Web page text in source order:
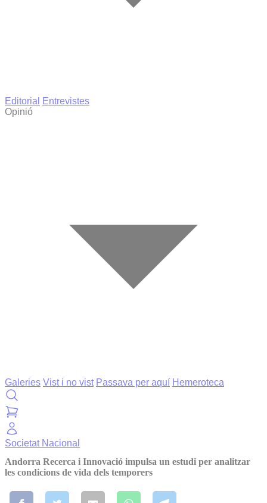
Editorial
Entrevistes
Opinió
Galeries Vist i no vist Passava per aquí Hemeroteca
Societat Nacional
Andorra Recerca i Innovació impulsa un estudi per analitzar
les condicions de vida dels temporers